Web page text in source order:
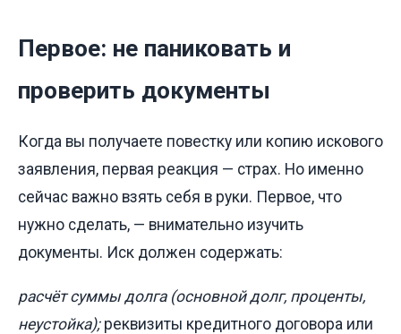
Первое: не паниковать и
проверить документы
Когда вы получаете повестку или копию искового
заявления, первая реакция — страх. Но именно
сейчас важно взять себя в руки. Первое, что
нужно сделать, — внимательно изучить
документы. Иск должен содержать:
расчёт суммы долга (основной долг, проценты,
неустойка); реквизиты кредитного договора или